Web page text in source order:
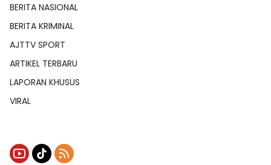
BERITA NASIONAL
BERITA KRIMINAL
AJTTV SPORT
ARTIKEL TERBARU
LAPORAN KHUSUS
VIRAL